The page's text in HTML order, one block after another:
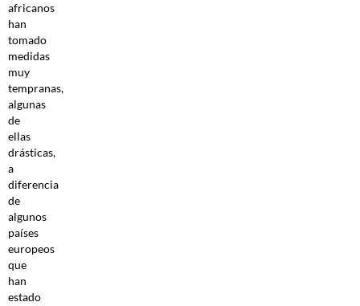
africanos
han
tomado
medidas
muy
tempranas,
algunas
de
ellas
drásticas,
a
diferencia
de
algunos
países
europeos
que
han
estado